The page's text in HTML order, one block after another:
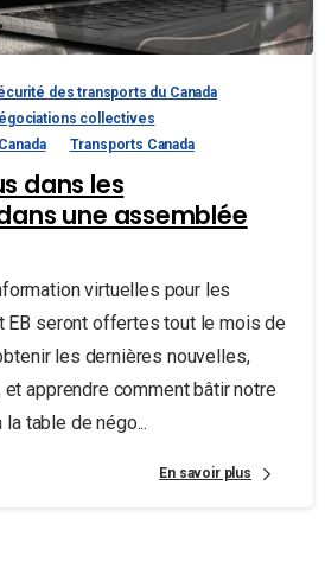
des transports du Canada
collectives
Transports Canada
dans les
une assemblée
virtuelles pour les
EB seront offertes tout le mois de
les dernières nouvelles,
apprendre comment bâtir notre
table de négo...
En savoir plus